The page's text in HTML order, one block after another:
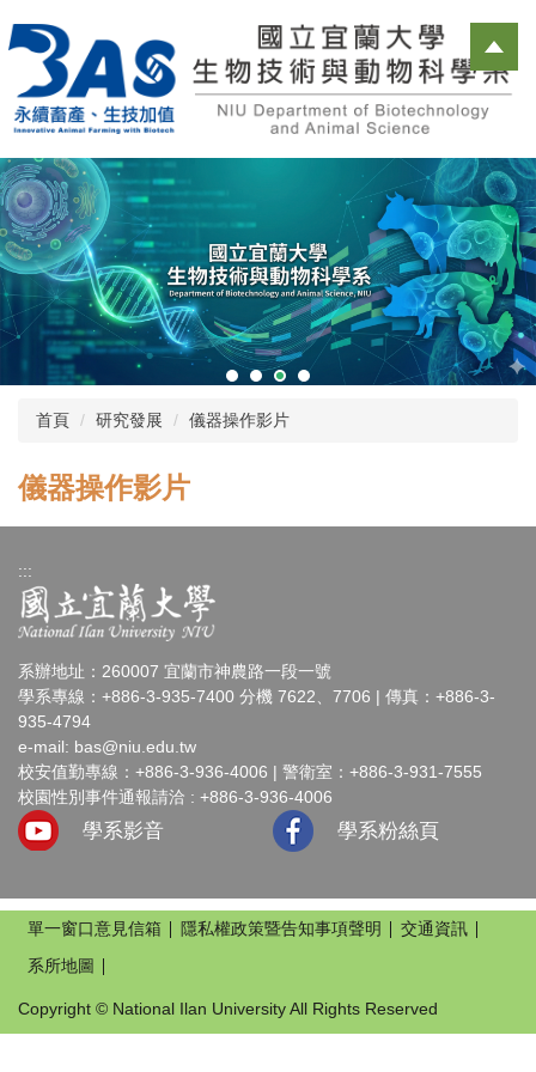
到
要
內
區
首頁 研究發展 儀器操作影片
儀器操作影片
:::
系辦地址：260007 宜蘭市神農路一段一號
學系專線：+886-3-935-7400 分機 7622、7706 | 傳真：+886-3-
935-4794
e-mail: bas@niu.edu.tw
校安值勤專線：+886-3-936-4006 | 警衛室：+886-3-931-7555
校園性別事件通報請洽 : +886-3-936-4006
學系影音 學系粉絲頁
單一窗口意見信箱 隱私權政策暨告知事項聲明
交通資訊
系所地圖
Copyright © National Ilan University All Rights Reserved